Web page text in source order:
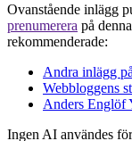
Ovanstående inlägg
prenumerera på
rekommenderade:
Andra inlägg
Webbloggens
Anders Englöf
Ingen AI användes